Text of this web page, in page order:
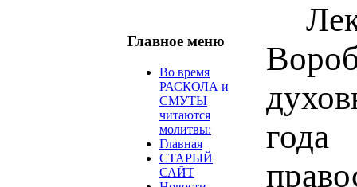
Главное меню
Во время
РАСКОЛА и
СМУТЫ
читаются
молитвы:
Главная
СТАРЫЙ
САЙТ
года